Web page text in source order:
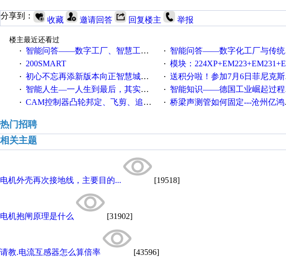
分享到： 收藏 邀请回答 回复楼主 举报
楼主最近还看过
·
智能问答——数字工厂、智慧工厂和智能制造三者的区别是什么？ · 智能问答——数字化工厂与传统工厂的差别体现在哪里？
· 200SMART · 模块：224XP+EM223+EM231+EM235+EM232+EM232怎么用以太网通讯？
· 初心不忘再添新版本向正智慧城市云展厅3.0版亮相 · 送积分啦！参加7月6日菲尼克斯在线研讨会即得
· 智能人生—一人生到最后，其实拼的都是人品 · 智能知识——德国工业崛起过程中不得不提的10个关键词
· CAM控制器凸轮邦定、飞剪、追剪等C功能块 · 桥梁声测管如何固定---沧州亿鸿声测管
热门招聘
相关主题
电机外壳再次接地线，主要目的... [19518]
电机抱闸原理是什么 [31902]
请教.电流互感器怎么算倍率 [43596]